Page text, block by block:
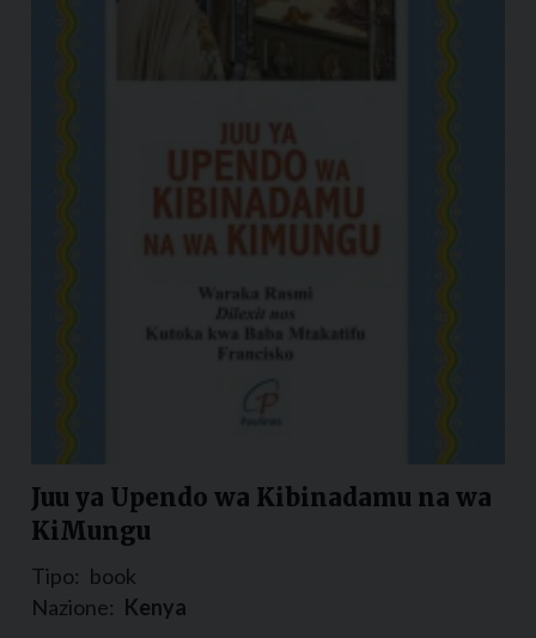
Juu ya Upendo wa Kibinadamu na wa
KiMungu
Tipo: book
Nazione: Kenya